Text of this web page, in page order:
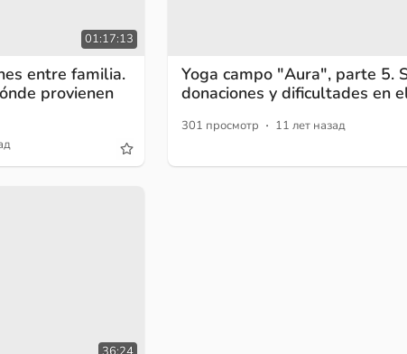
01:17:13
entre familia.
provienen
Yoga campo "Aura", parte 5.
donaciones y dificultades en
301 просмотр · 11 лет назад